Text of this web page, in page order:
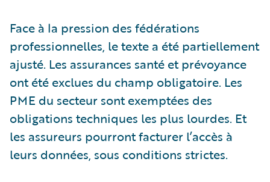
Face à la pression des fédérations
professionnelles, le texte a été partiellement
ajusté. Les assurances santé et prévoyance
ont été exclues du champ obligatoire. Les
PME du secteur sont exemptées des
obligations techniques les plus lourdes. Et
les assureurs pourront facturer l’accès à
leurs données, sous conditions strictes.